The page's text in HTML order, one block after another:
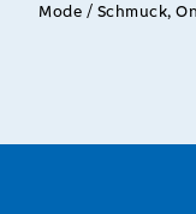
Mode / Schmuck,